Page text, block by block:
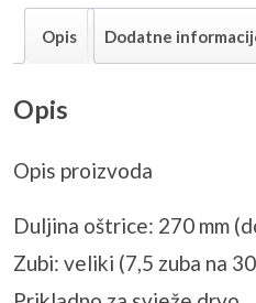
Opis Dodatne
Opis
Opis proizvoda
Duljina oštrice: 270 mm
Zubi: veliki (7,5 zuba na